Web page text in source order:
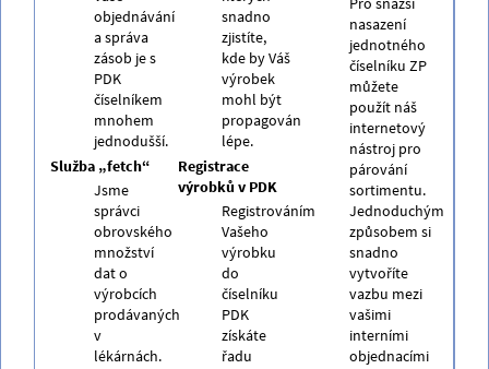
objednávání
a správa
zásob je s
PDK
číselníkem
mnohem
jednodušší.
Služba „fetch“
Jsme
správci
obrovského
množství
dat o
výrobcích
prodávaných
v
lékárnách.
snadno
zjistíte,
kde by Váš
výrobek
mohl být
propagován
lépe.
Registrace
výrobků v PDK
Registrováním
Vašeho
výrobku
do
číselníku
PDK
získáte
řadu
nasazení
jednotného
číselníku ZP
můžete
použít náš
internetový
nástroj pro
párování
sortimentu.
Jednoduchým
způsobem si
snadno
vytvoříte
vazbu mezi
vašimi
interními
objednacími